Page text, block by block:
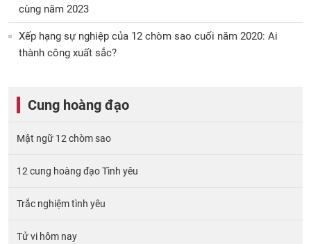
cùng năm 2023
Xếp hạng sự nghiệp của 12 chòm sao cuối năm 2020: Ai
thành công xuất sắc?
Cung hoàng đạo
Mật ngữ 12 chòm sao
12 cung hoàng đạo Tình yêu
Trắc nghiệm tình yêu
Tử vi hôm nay